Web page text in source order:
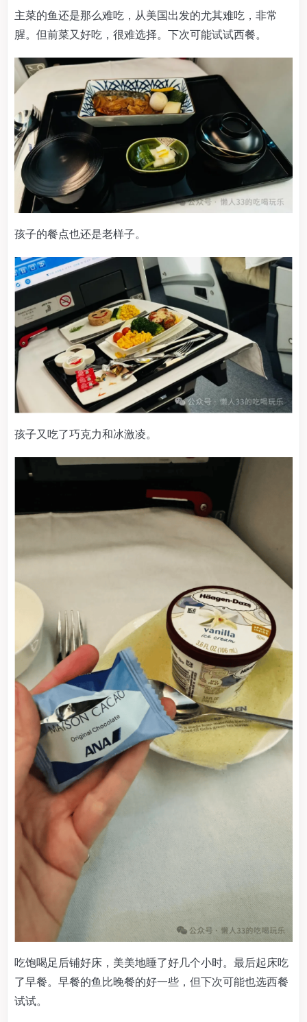
主菜的鱼还是那么难吃，从美国出发的尤其难吃，非常
腥。但前菜又好吃，很难选择。下次可能试试西餐。
孩子的餐点也还是老样子。
孩子又吃了巧克力和冰激凌。
吃饱喝足后铺好床，美美地睡了好几个小时。最后起床吃
了早餐。早餐的鱼比晚餐的好一些，但下次可能也选西餐
试试。